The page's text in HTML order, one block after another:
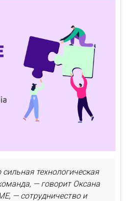
технологическая
— говорит Оксана
— сотрудничество и